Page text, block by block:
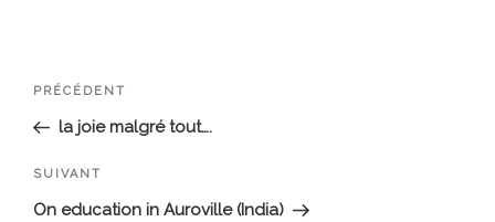
Navigation
l’article
Article
précédent
PRÉCÉDENT
la joie malgré tout….
Article
suivant
SUIVANT
On education in Auroville (India)